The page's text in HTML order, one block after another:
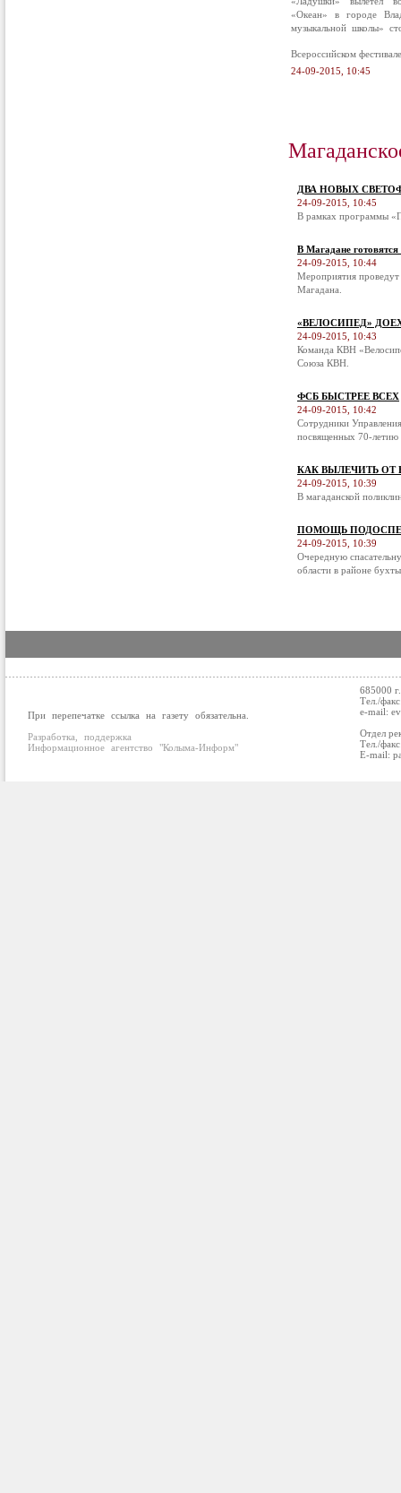
«Океан» в городе
музыкальной школы»
Всероссийском
24-09-2015, 10:45
ДВА НОВЫХ
24-09-2015, 10:45
В рамках программы
В Магадане
24-09-2015, 10:44
Мероприятия
Магадана.
«ВЕЛОСИПЕД»
24-09-2015, 10:43
Команда КВН
Союза КВН.
ФСБ БЫСТРЕЕ ВСЕХ
24-09-2015, 10:42
Сотрудники
посвященных 70-летию
КАК ВЫЛЕЧИТЬ ОТ
24-09-2015, 10:39
В магаданской
ПОМОЩЬ
24-09-2015, 10:39
Очередную
области в районе
При перепечатке ссылка на газету обязательна.
Разработка, поддержка
Информационное агентство "Колыма-Информ"
685000
Тел./
e-mail:
Отдел
Тел./
E-mail: